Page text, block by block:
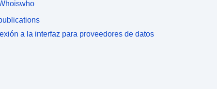
a la interfaz para proveedores de datos